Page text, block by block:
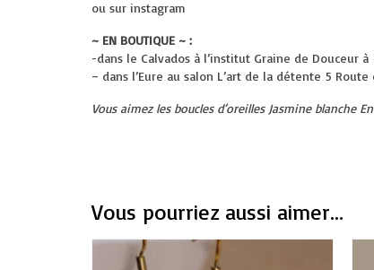
ou sur instagram
~ EN BOUTIQUE ~ :
-dans le Calvados à l’institut Graine de Douceur à
– dans l’Eure au salon L’art de la détente 5 Route
Vous aimez les boucles d’oreilles Jasmine
Vous pourriez aussi aimer...